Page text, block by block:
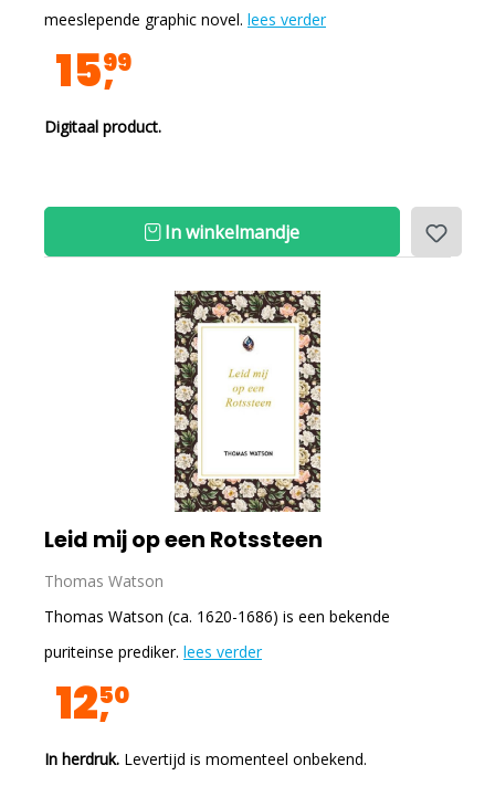
meeslepende graphic novel. lees verder
1599
Digitaal product.
In winkelmandje
Leid mij op een Rotssteen
Thomas Watson
Thomas Watson (ca. 1620-1686) is een bekende
puriteinse prediker. lees verder
1250
In herdruk. Levertijd is momenteel onbekend.